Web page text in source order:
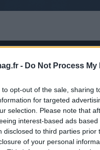
- Do Not Process
to opt-out of the sale, sharing
for targeted
selection. Please note that
interest-based ads
disclosed to third parties
of your personal